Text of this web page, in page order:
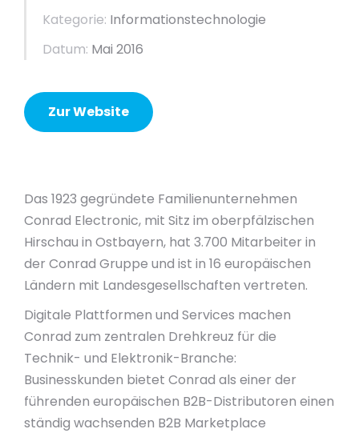
Kategorie: Informationstechnologie
Datum: Mai 2016
Zur Website
Das 1923 gegründete Familienunternehmen
Conrad Electronic, mit Sitz im oberpfälzischen
Hirschau in Ostbayern, hat 3.700 Mitarbeiter in
der Conrad Gruppe und ist in 16 europäischen
Ländern mit Landesgesellschaften vertreten.
Digitale Plattformen und Services machen
Conrad zum zentralen Drehkreuz für die
Technik- und Elektronik-Branche:
Businesskunden bietet Conrad als einer der
führenden europäischen B2B-Distributoren einen
ständig wachsenden B2B Marketplace